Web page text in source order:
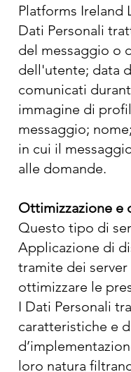
Platforms Ireland
Dati Personali
del messaggio o
dell'utente; data
comunicati
immagine di
messaggio;
in cui il
alle domande.
Ottimizzazione e
Questo tipo di
Applicazione di
tramite dei
ottimizzare le
I Dati Personali
caratteristiche e
loro natura